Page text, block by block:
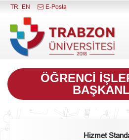
Menüyü Kapat
TR EN E-Posta
ÖĞRENCI
Hizmet